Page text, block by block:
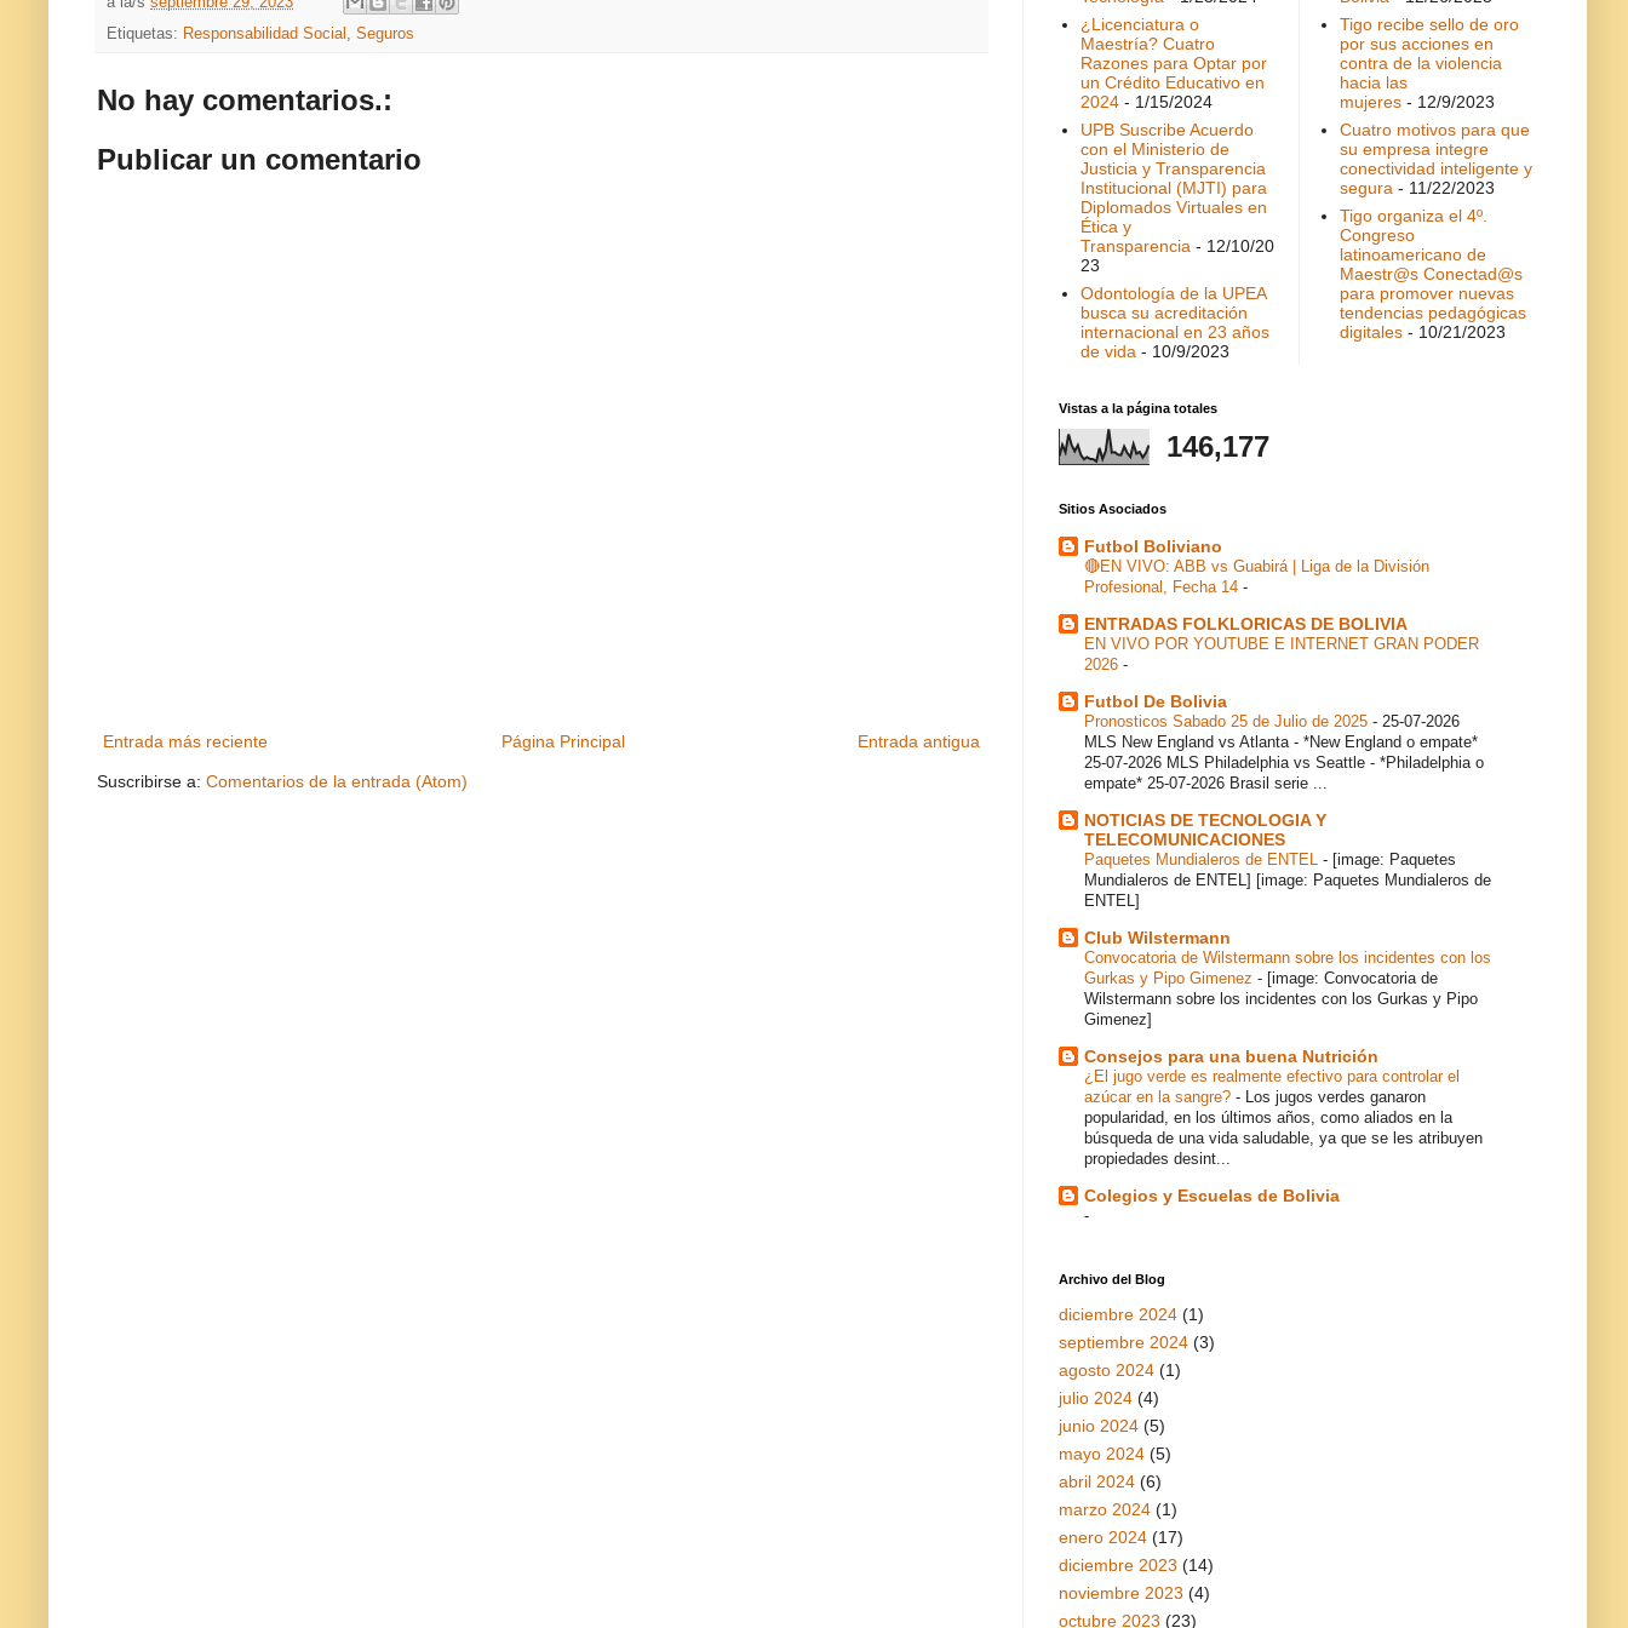
Etiquetas: Responsabilidad Social , Seguros
No hay comentarios.:
Publicar un comentario
Entrada más reciente Entrada antigua
Página Principal
Suscribirse a: Comentarios de la entrada (Atom)
¿Licenciatura o
Maestría? Cuatro
Razones para Optar por
un Crédito Educativo en
2024- 1/15/2024
UPB Suscribe Acuerdo
con el Ministerio de
Justicia y Transparencia
Institucional (MJTI) para
Diplomados Virtuales en
Ética y
Transparencia - 12/10/20
23
Odontología de la UPEA
busca su acreditación
internacional en 23 años
de vida - 10/9/2023
Tigo recibe sello de oro
por sus acciones en
contra de la violencia
hacia las
mujeres- 12/9/2023
Cuatro motivos para que
su empresa integre
conectividad inteligente y
segura - 11/22/2023
Tigo organiza el 4º.
Congreso
latinoamericano de
Maestr@s Conectad@s
para promover nuevas
tendencias pedagógicas
digitales- 10/21/2023
Vistas a la página totales
146,177
Sitios Asociados
Futbol Boliviano
🔴EN VIVO: ABB vs Guabirá | Liga de la División
Profesional, Fecha 14 -
ENTRADAS FOLKLORICAS DE BOLIVIA
EN VIVO POR YOUTUBE E INTERNET GRAN PODER
2026 -
Futbol De Bolivia
Pronosticos Sabado 25 de Julio de 2025 - 25-07-2026
MLS New England vs Atlanta - *New England o empate*
25-07-2026 MLS Philadelphia vs Seattle - *Philadelphia o
empate* 25-07-2026 Brasil serie ...
NOTICIAS DE TECNOLOGIA Y
TELECOMUNICACIONES
Paquetes Mundialeros de ENTEL - [image: Paquetes
Mundialeros de ENTEL] [image: Paquetes Mundialeros de
ENTEL]
Club Wilstermann
Convocatoria de Wilstermann sobre los incidentes con los
Gurkas y Pipo Gimenez - [image: Convocatoria de
Wilstermann sobre los incidentes con los Gurkas y Pipo
Gimenez]
Consejos para una buena Nutrición
¿El jugo verde es realmente efectivo para controlar el
azúcar en la sangre? - Los jugos verdes ganaron
popularidad, en los últimos años, como aliados en la
búsqueda de una vida saludable, ya que se les atribuyen
propiedades desint...
Colegios y Escuelas de Bolivia
-
Archivo del Blog
diciembre 2024 (1)
septiembre 2024 (3)
agosto 2024 (1)
julio 2024 (4)
junio 2024 (5)
mayo 2024 (5)
abril 2024 (6)
marzo 2024 (1)
enero 2024 (17)
diciembre 2023 (14)
noviembre 2023 (4)
octubre 2023 (23)